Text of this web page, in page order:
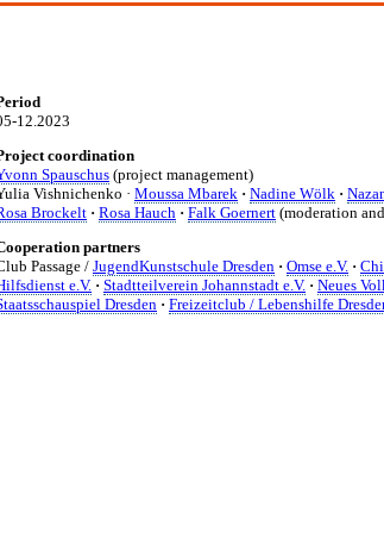
12.2023
coordination
Spauschus (project management)
Vishnichenko · Moussa Mbarek · Nadine Wölk ·
Brockelt · Rosa Hauch · Falk Goernert (moderation
partners
Passage /JugendKunstschule Dresden · Omse e.V. ·
e.V. · Stadtteilverein Johannstadt e.V. · Neues
Dresden · Freizeitclub / Lebenshilfe